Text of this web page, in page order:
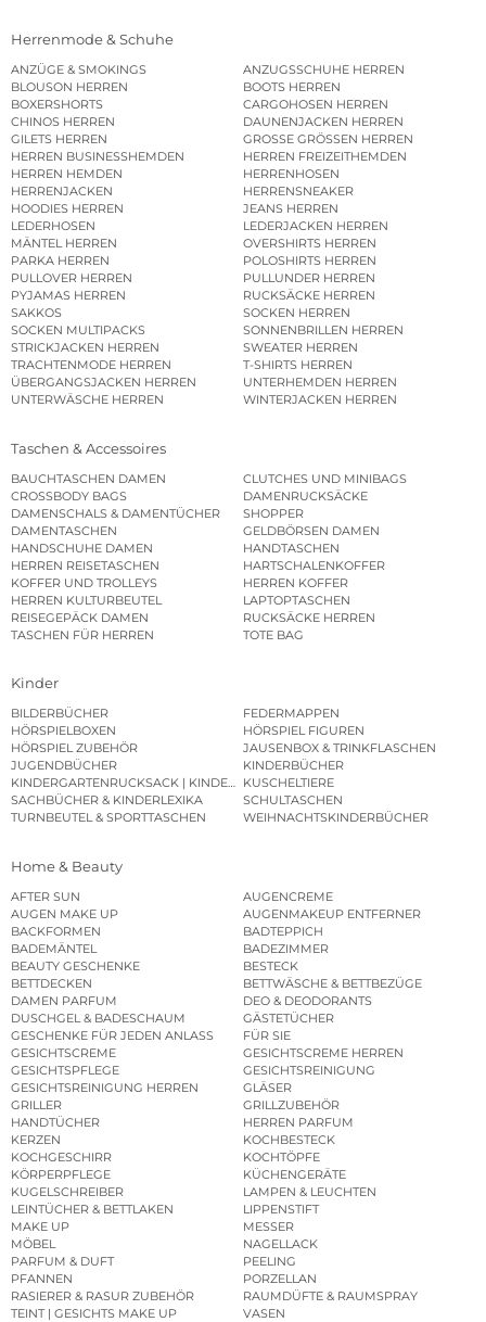
Herrenmode & Schuhe
ANZÜGE & SMOKINGS
ANZUGSSCHUHE HERREN
BLOUSON HERREN
BOOTS HERREN
BOXERSHORTS
CARGOHOSEN HERREN
CHINOS HERREN
DAUNENJACKEN HERREN
GILETS HERREN
GROSSE GRÖSSEN HERREN
HERREN BUSINESSHEMDEN
HERREN FREIZEITHEMDEN
HERREN HEMDEN
HERRENHOSEN
HERRENJACKEN
HERRENSNEAKER
HOODIES HERREN
JEANS HERREN
LEDERHOSEN
LEDERJACKEN HERREN
MÄNTEL HERREN
OVERSHIRTS HERREN
PARKA HERREN
POLOSHIRTS HERREN
PULLOVER HERREN
PULLUNDER HERREN
PYJAMAS HERREN
RUCKSÄCKE HERREN
SAKKOS
SOCKEN HERREN
SOCKEN MULTIPACKS
SONNENBRILLEN HERREN
STRICKJACKEN HERREN
SWEATER HERREN
TRACHTENMODE HERREN
T-SHIRTS HERREN
ÜBERGANGSJACKEN HERREN
UNTERHEMDEN HERREN
UNTERWÄSCHE HERREN
WINTERJACKEN HERREN
Taschen & Accessoires
BAUCHTASCHEN DAMEN
CLUTCHES UND MINIBAGS
CROSSBODY BAGS
DAMENRUCKSÄCKE
DAMENSCHALS & DAMENTÜCHER
SHOPPER
DAMENTASCHEN
GELDBÖRSEN DAMEN
HANDSCHUHE DAMEN
HANDTASCHEN
HERREN REISETASCHEN
HARTSCHALENKOFFER
KOFFER UND TROLLEYS
HERREN KOFFER
HERREN KULTURBEUTEL
LAPTOPTASCHEN
REISEGEPÄCK DAMEN
RUCKSÄCKE HERREN
TASCHEN FÜR HERREN
TOTE BAG
Kinder
BILDERBÜCHER
FEDERMAPPEN
HÖRSPIELBOXEN
HÖRSPIEL FIGUREN
HÖRSPIEL ZUBEHÖR
JAUSENBOX & TRINKFLASCHEN
JUGENDBÜCHER
KINDERBÜCHER
KINDERGARTENRUCKSACK | KINDERGARTENBEUTEL
KUSCHELTIERE
SACHBÜCHER & KINDERLEXIKA
SCHULTASCHEN
TURNBEUTEL & SPORTTASCHEN
WEIHNACHTSKINDERBÜCHER
Home & Beauty
AFTER SUN
AUGENCREME
AUGEN MAKE UP
AUGENMAKEUP ENTFERNER
BACKFORMEN
BADTEPPICH
BADEMÄNTEL
BADEZIMMER
BEAUTY GESCHENKE
BESTECK
BETTDECKEN
BETTWÄSCHE & BETTBEZÜGE
DAMEN PARFUM
DEO & DEODORANTS
DUSCHGEL & BADESCHAUM
GÄSTETÜCHER
GESCHENKE FÜR JEDEN ANLASS
FÜR SIE
GESICHTSCREME
GESICHTSCREME HERREN
GESICHTSPFLEGE
GESICHTSREINIGUNG
GESICHTSREINIGUNG HERREN
GLÄSER
GRILLER
GRILLZUBEHÖR
HANDTÜCHER
HERREN PARFUM
KERZEN
KOCHBESTECK
KOCHGESCHIRR
KOCHTÖPFE
KÖRPERPFLEGE
KÜCHENGERÄTE
KUGELSCHREIBER
LAMPEN & LEUCHTEN
LEINTÜCHER & BETTLAKEN
LIPPENSTIFT
MAKE UP
MESSER
MÖBEL
NAGELLACK
PARFUM & DUFT
PEELING
PFANNEN
PORZELLAN
RASIERER & RASUR ZUBEHÖR
RAUMDÜFTE & RAUMSPRAY
TEINT | GESICHTS MAKE UP
VASEN